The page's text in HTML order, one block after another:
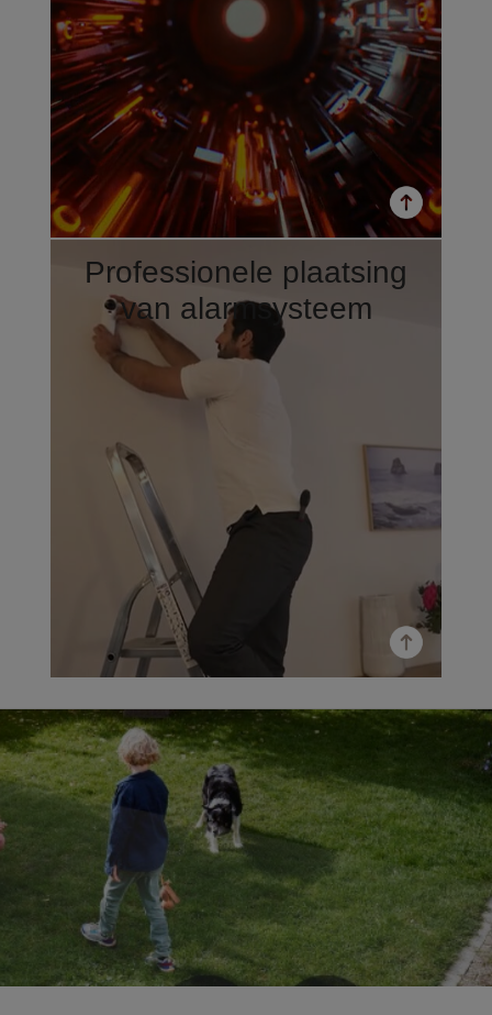
Professionele plaatsing
van alarmsysteem